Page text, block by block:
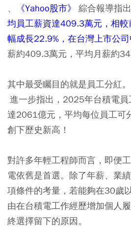
、
《Yahoo股市》 綜合報導指出
均員工薪資達409.3萬元，相
幅成長22.9%，在台灣上市公司
薪約409.3萬元，平均月薪約34
其中最受矚目的就是員工分紅。
進一步指出，2025年台積電
達2061億元，平均每位員工可
創下歷史新高！
對許多年輕工程師而言，即便
電依舊是首選。除了年薪、業
項條件的考量，若能夠在30歲
由在台積電工作經歷增加個人
終選擇留下的原因。